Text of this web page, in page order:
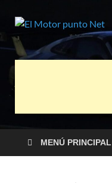
MENÚ PRINCIPAL